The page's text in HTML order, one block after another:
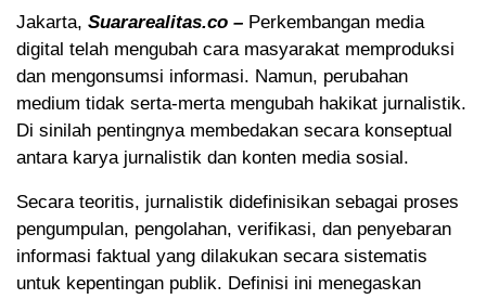
Jakarta, Suararealitas.co – Perkembangan media
digital telah mengubah cara masyarakat memproduksi
dan mengonsumsi informasi. Namun, perubahan
medium tidak serta-merta mengubah hakikat jurnalistik.
Di sinilah pentingnya membedakan secara konseptual
antara karya jurnalistik dan konten media sosial.
Secara teoritis, jurnalistik didefinisikan sebagai proses
pengumpulan, pengolahan, verifikasi, dan penyebaran
informasi faktual yang dilakukan secara sistematis
untuk kepentingan publik. Definisi ini menegaskan